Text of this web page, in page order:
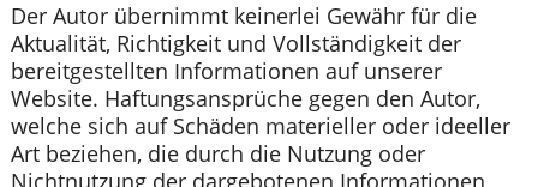
Der Autor übernimmt keinerlei Gewähr für die
Aktualität, Richtigkeit und Vollständigkeit der
bereitgestellten Informationen auf unserer
Website. Haftungsansprüche gegen den Autor,
welche sich auf Schäden materieller oder ideeller
Art beziehen, die durch die Nutzung oder
Nichtnutzung der dargebotenen Informationen